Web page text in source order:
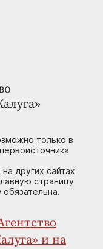
только в
других сайтах
страницу
и на